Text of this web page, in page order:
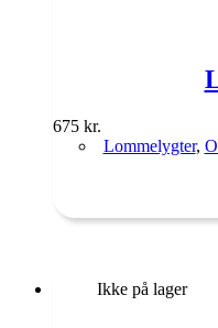
675 kr.
Lommelygter,
Ikke på lager